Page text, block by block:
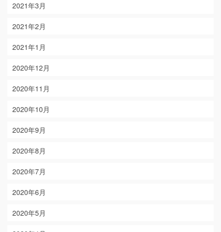
2021年3月
2021年2月
2021年1月
2020年12月
2020年11月
2020年10月
2020年9月
2020年8月
2020年7月
2020年6月
2020年5月